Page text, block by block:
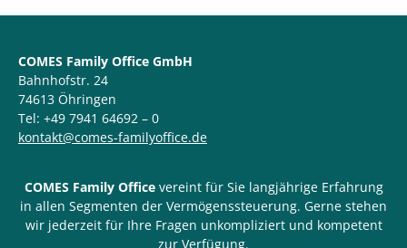
COMES Family Office GmbH
Bahnhofstr. 24
74613 Öhringen
Tel: +49 7941 64692 – 0
kontakt@comes-familyoffice.de
COMES Family Office vereint für Sie langjährige Erfahrung
in allen Segmenten der Vermögenssteuerung. Gerne stehen
wir jederzeit für Ihre Fragen unkompliziert und kompetent
zur Verfügung.